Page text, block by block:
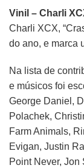
Vinil – Charli
Charli XCX,
do ano, e marca
Na lista de
e músicos foi
George Daniel,
Polachek,
Farm Animals,
Evigan, Justin
Point Never, Jon